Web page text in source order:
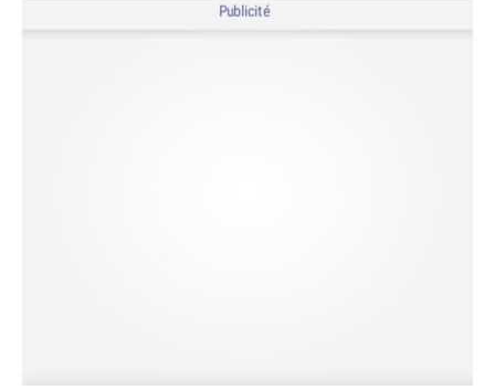
Publicité